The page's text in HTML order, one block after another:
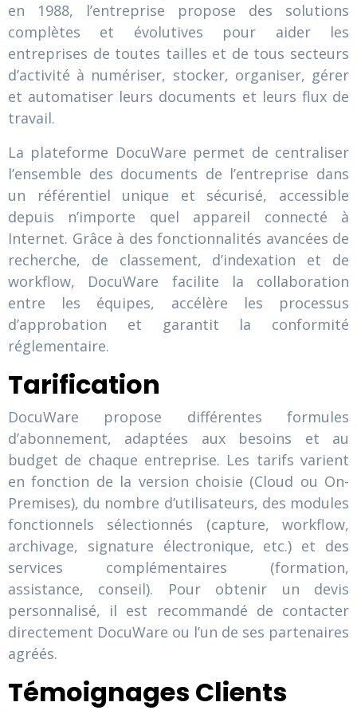
en 1988, l’entreprise propose des solutions
complètes et évolutives pour aider les
entreprises de toutes tailles et de tous secteurs
d’activité à numériser, stocker, organiser, gérer
et automatiser leurs documents et leurs flux de
travail.
La plateforme DocuWare permet de centraliser
l’ensemble des documents de l’entreprise dans
un référentiel unique et sécurisé, accessible
depuis n’importe quel appareil connecté à
Internet. Grâce à des fonctionnalités avancées de
recherche, de classement, d’indexation et de
workflow, DocuWare facilite la collaboration
entre les équipes, accélère les processus
d’approbation et garantit la conformité
réglementaire.
Tarification
DocuWare propose différentes formules
d’abonnement, adaptées aux besoins et au
budget de chaque entreprise. Les tarifs varient
en fonction de la version choisie (Cloud ou On-
Premises), du nombre d’utilisateurs, des modules
fonctionnels sélectionnés (capture, workflow,
archivage, signature électronique, etc.) et des
services complémentaires (formation,
assistance, conseil). Pour obtenir un devis
personnalisé, il est recommandé de contacter
directement DocuWare ou l’un de ses partenaires
agréés.
Témoignages Clients